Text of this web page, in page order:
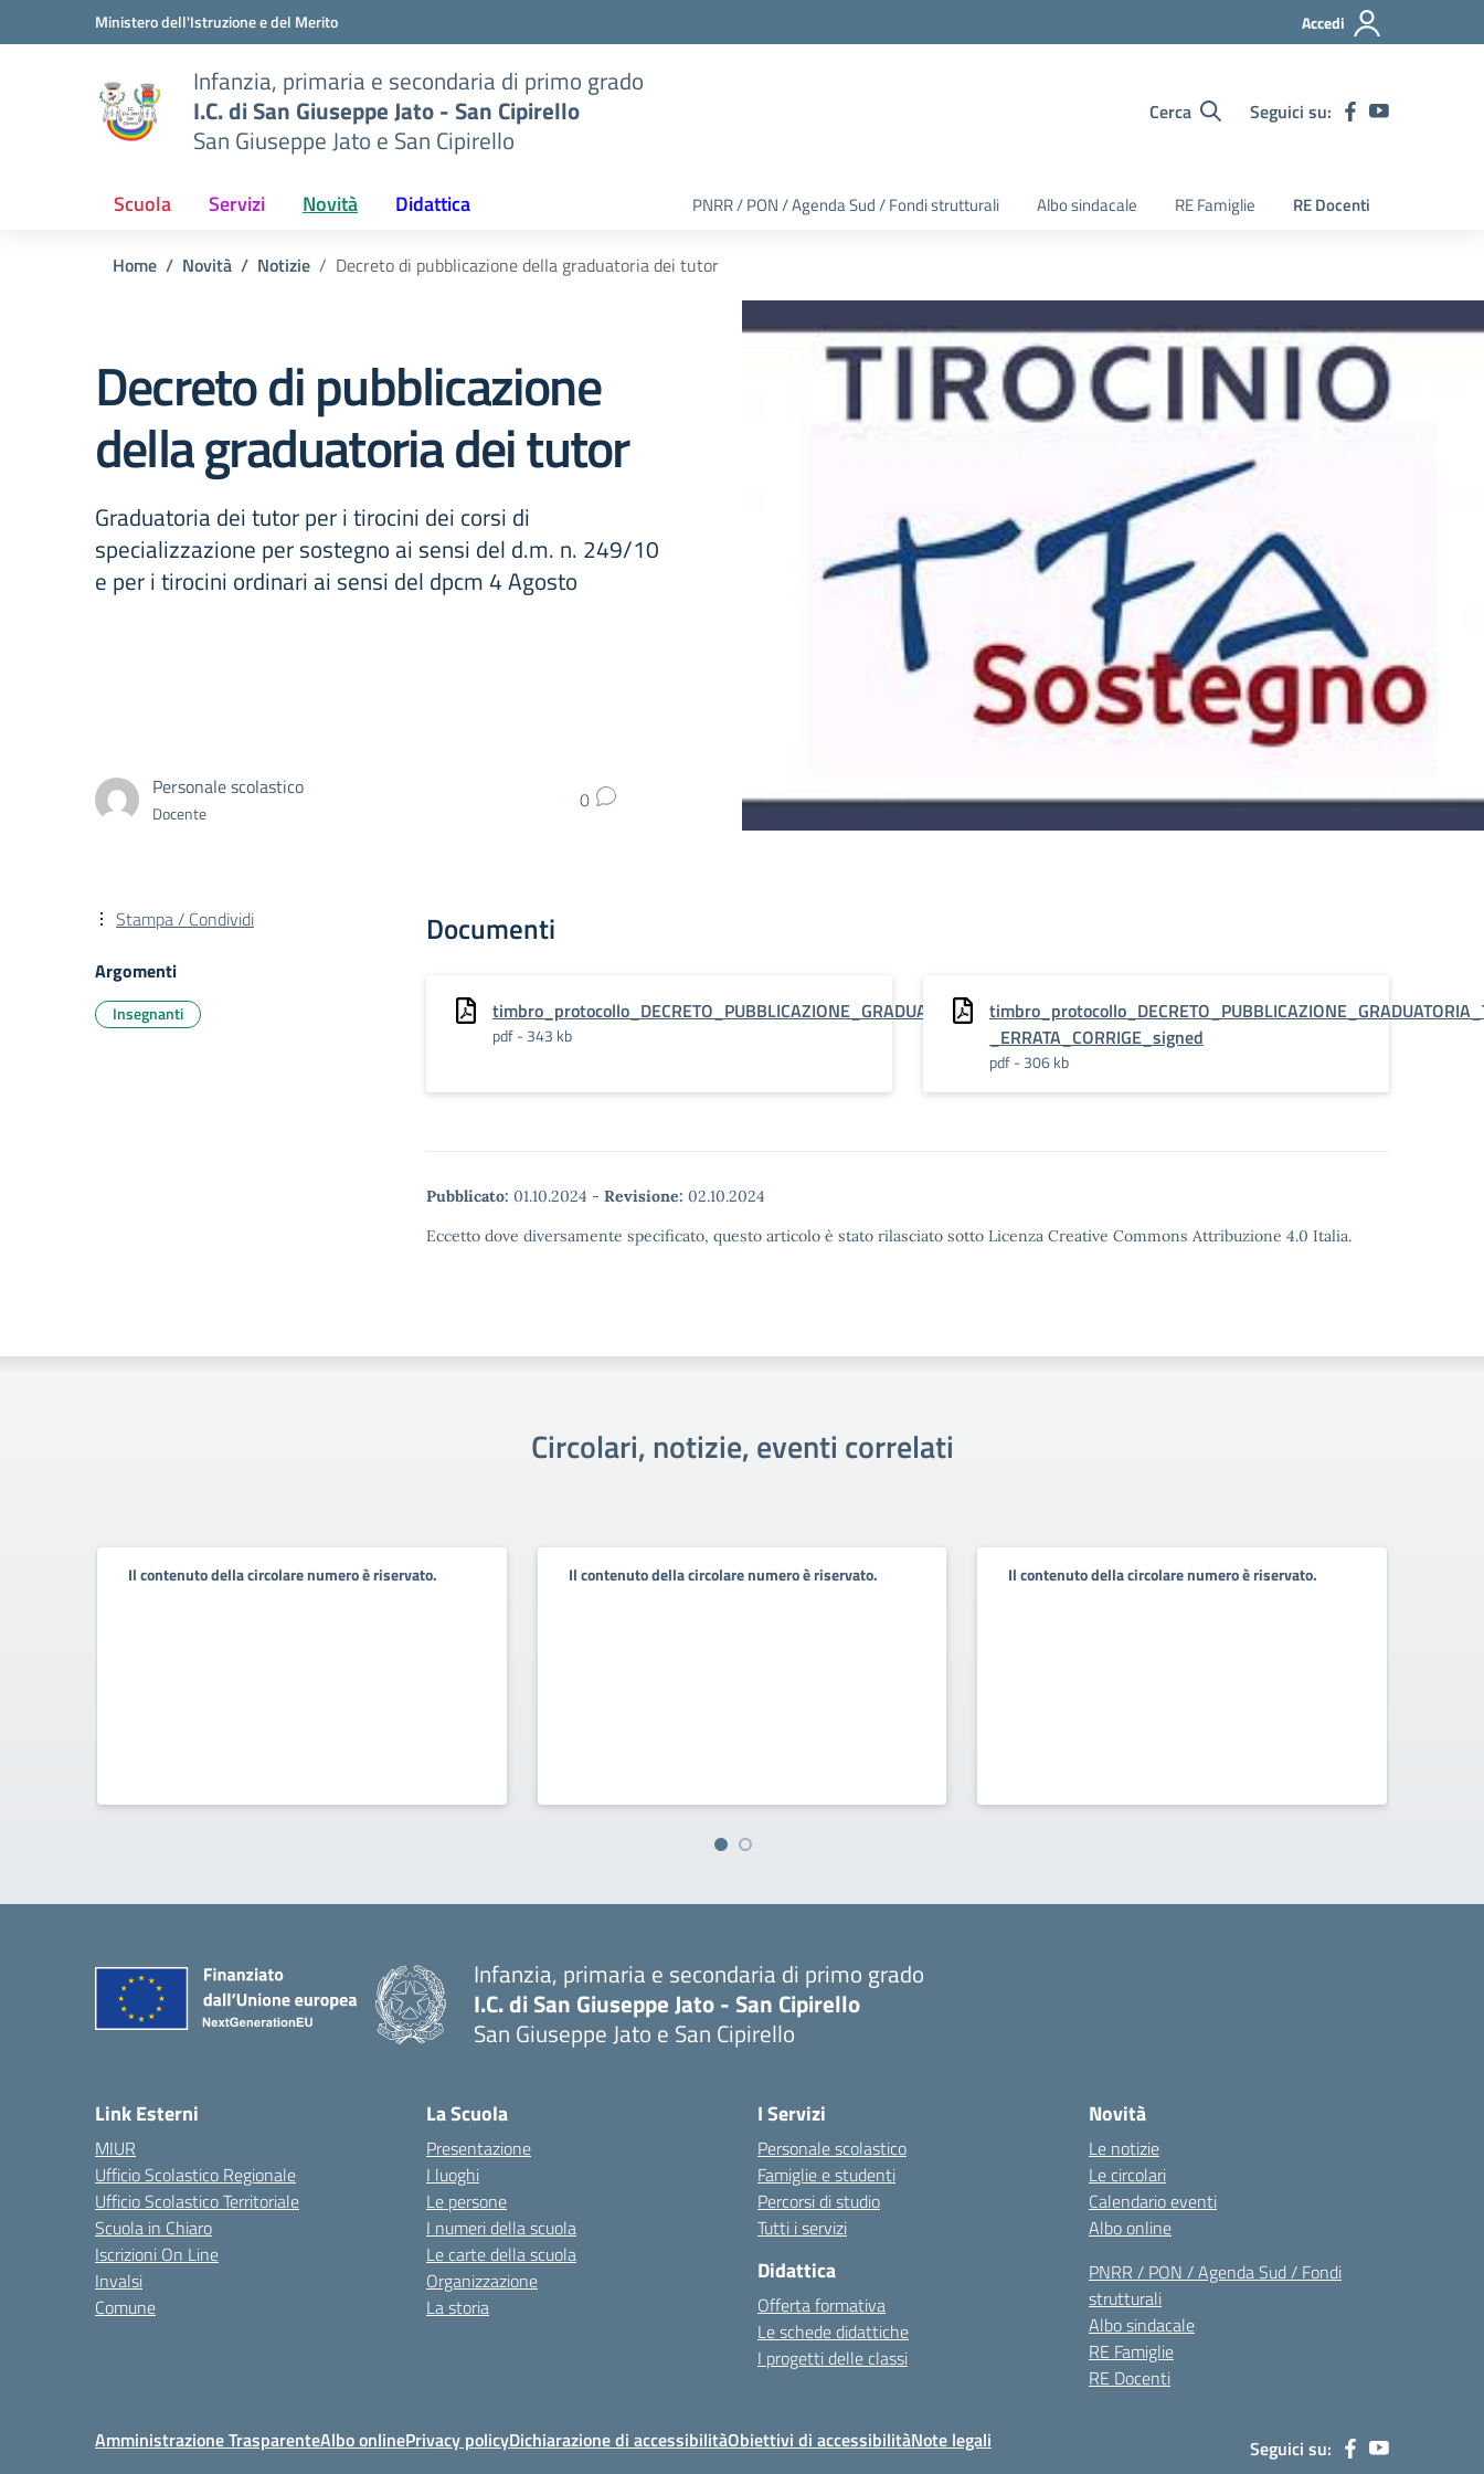
Vai ai contenuti
Vai al menu di navigazioneMinistero dell'Istruzione e del Merito Accedi
Infanzia, primaria e secondaria di primo grado
I.C. di San Giuseppe Jato - San Cipirello
San Giuseppe Jato e San Cipirello
Cerca Seguici su:
Scuola Servizi Novità Didattica PNRR / PON / Agenda Sud / Fondi strutturali Albo sindacale RE Famiglie RE Docenti
Home Novità Notizie Decreto di pubblicazione della graduatoria dei tutor
Decreto di pubblicazione
della graduatoria dei tutor
Graduatoria dei tutor per i tirocini dei corsi di
specializzazione per sostegno ai sensi del d.m. n. 249/10
e per i tirocini ordinari ai sensi del dpcm 4 Agosto
Personale scolastico
Docente 0
Documenti
timbro_protocollo_DECRETO_PUBBLICAZIONE_GRADUATORIA_TUTOR_signed_signed
pdf - 343 kb
_ERRATA_CORRIGE_signed
pdf - 306 kb
Pubblicato: 01.10.2024 - Revisione: 02.10.2024
Eccetto dove diversamente specificato, questo articolo è stato rilasciato sotto Licenza Creative Commons Attribuzione 4.0 Italia.
Stampa / Condividi
Argomenti
Insegnanti
Circolari, notizie, eventi correlati
Il contenuto della circolare numero è riservato. Il contenuto della circolare numero è riservato. Il contenuto della circolare numero è riservato.
Infanzia, primaria e secondaria di primo grado
I.C. di San Giuseppe Jato - San Cipirello
San Giuseppe Jato e San Cipirello
Link Esterni
MIUR
Ufficio Scolastico Regionale
Ufficio Scolastico Territoriale
Scuola in Chiaro
Iscrizioni On Line
Invalsi
Comune
La Scuola
Presentazione
I luoghi
Le persone
I numeri della scuola
Le carte della scuola
Organizzazione
La storia
I Servizi
Personale scolastico
Famiglie e studenti
Percorsi di studio
Tutti i servizi
Didattica
Offerta formativa
Le schede didattiche
I progetti delle classi
Novità
Le notizie
Le circolari
Calendario eventi
Albo online
PNRR / PON / Agenda Sud / Fondi
strutturali
Albo sindacale
RE Famiglie
RE Docenti
Amministrazione TrasparenteAlbo onlinePrivacy policyDichiarazione di accessibilitàObiettivi di accessibilitàNote legali Seguici su: